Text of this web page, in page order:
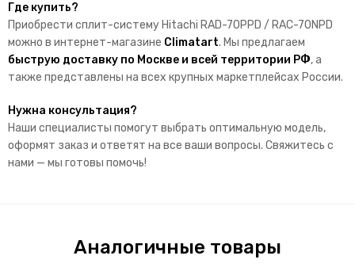
Где купить?
Приобрести сплит-систему Hitachi RAD-70PPD / RAC-70NPD
можно в интернет-магазине Climatart. Мы предлагаем
быструю доставку по Москве и всей территории РФ, а
также представлены на всех крупных маркетплейсах России.
Нужна консультация?
Наши специалисты помогут выбрать оптимальную модель,
оформят заказ и ответят на все ваши вопросы. Свяжитесь с
нами — мы готовы помочь!
Аналогичные товары